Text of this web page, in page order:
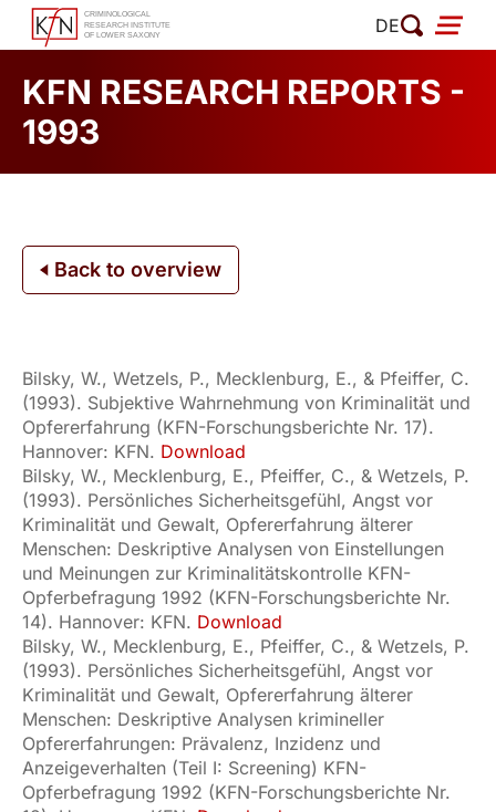
Skip
DE
KFN RESEARCH REPORTS -
1993
Back to overview
Bilsky, W., Wetzels, P., Mecklenburg, E., & Pfeiffer, C.
(1993). Subjektive Wahrnehmung von Kriminalität und
Opfererfahrung (KFN-Forschungsberichte Nr. 17).
Hannover: KFN. Download
Bilsky, W., Mecklenburg, E., Pfeiffer, C., & Wetzels, P.
(1993). Persönliches Sicherheitsgefühl, Angst vor
Kriminalität und Gewalt, Opfererfahrung älterer
Menschen: Deskriptive Analysen von Einstellungen
und Meinungen zur Kriminalitätskontrolle KFN-
Opferbefragung 1992 (KFN-Forschungsberichte Nr.
14). Hannover: KFN. Download
Bilsky, W., Mecklenburg, E., Pfeiffer, C., & Wetzels, P.
(1993). Persönliches Sicherheitsgefühl, Angst vor
Kriminalität und Gewalt, Opfererfahrung älterer
Menschen: Deskriptive Analysen krimineller
Opfererfahrungen: Prävalenz, Inzidenz und
Anzeigeverhalten (Teil I: Screening) KFN-
Opferbefragung 1992 (KFN-Forschungsberichte Nr.